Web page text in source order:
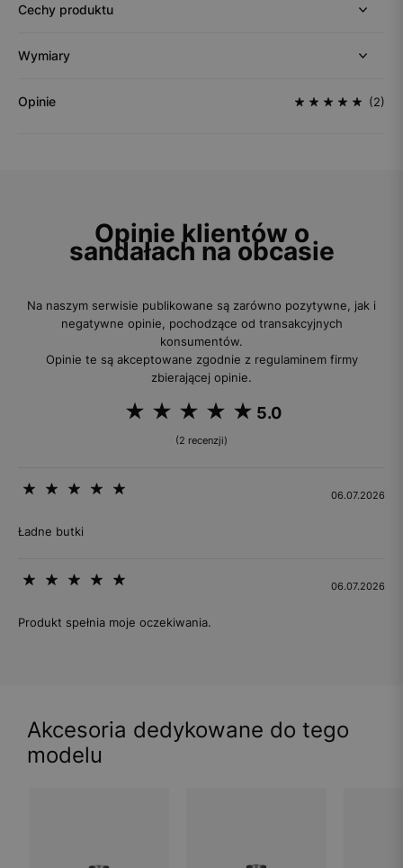
Cechy produktu
Wymiary
Opinie (2)
Opinie klientów o
sandałach na obcasie
Na naszym serwisie publikowane są zarówno pozytywne, jak i
negatywne opinie, pochodzące od transakcyjnych
konsumentów.
Opinie te są akceptowane zgodnie z regulaminem firmy
zbierającej opinie.
5.0
(2 recenzji)
06.07.2026
Ładne butki
06.07.2026
Produkt spełnia moje oczekiwania.
Akcesoria dedykowane do tego
modelu